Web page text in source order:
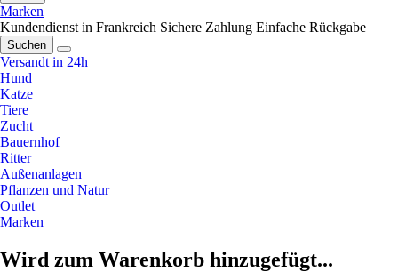
Marken
Kundendienst in Frankreich Sichere Zahlung Einfache Rückgabe
Suchen
Versandt in 24h
Hund
Katze
Tiere
Zucht
Bauernhof
Ritter
Außenanlagen
Pflanzen und Natur
Outlet
Marken
Wird zum Warenkorb hinzugefügt...